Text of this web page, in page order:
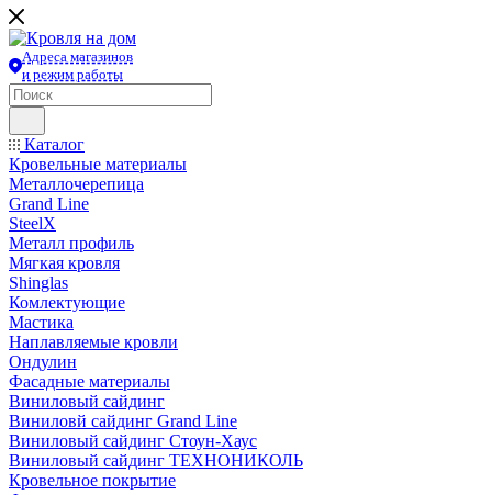
Адреса магазинов
и режим работы
Каталог
Кровельные материалы
Металлочерепица
Grand Line
SteelX
Металл профиль
Мягкая кровля
Shinglas
Комлектующие
Мастика
Наплавляемые кровли
Ондулин
Фасадные материалы
Виниловый сайдинг
Виниловй сайдинг Grand Line
Виниловый сайдинг Стоун-Хаус
Виниловый сайдинг ТЕХНОНИКОЛЬ
Кровельное покрытие